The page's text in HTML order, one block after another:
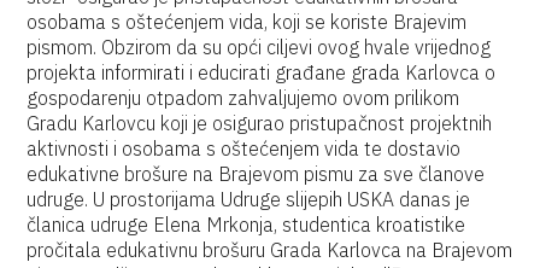
osobama s oštećenjem vida, koji se koriste Brajevim
pismom. Obzirom da su opći ciljevi ovog hvale vrijednog
projekta informirati i educirati građane grada Karlovca o
gospodarenju otpadom zahvaljujemo ovom prilikom
Gradu Karlovcu koji je osigurao pristupačnost projektnih
aktivnosti i osobama s oštećenjem vida te dostavio
edukativne brošure na Brajevom pismu za sve članove
udruge. U prostorijama Udruge slijepih USKA danas je
članica udruge Elena Mrkonja, studentica kroatistike
pročitala edukativnu brošuru Grada Karlovca na Brajevom